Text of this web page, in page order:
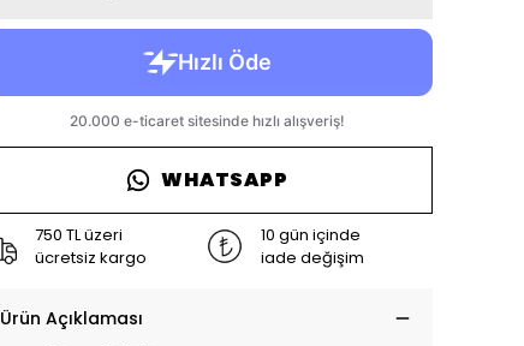
WHATSAPP
750 TL üzeri
ücretsiz kargo
10 gün içinde
iade değişim
Ürün Açıklaması